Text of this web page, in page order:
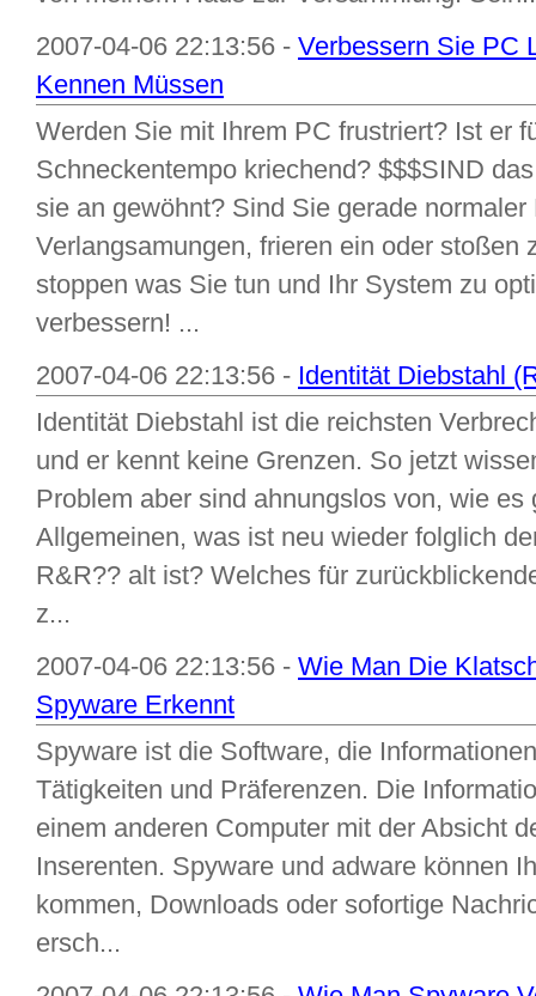
2007-04-06 22:13:56 - Verbessern Sie PC
Kennen Müssen
Werden Sie mit Ihrem PC frustriert? Ist er
Schneckentempo kriechend? $$$SIND
sie an gewöhnt? Sind Sie gerade
Verlangsamungen, frieren ein oder stoßen
stoppen was Sie tun und Ihr System zu
verbessern! ...
2007-04-06 22:13:56 - Identität Diebstahl
Identität Diebstahl ist die reichsten
und er kennt keine Grenzen. So jetzt
Problem aber sind ahnungslos von, wie
Allgemeinen, was ist neu wieder folglich
R&R?? alt ist? Welches für
z...
2007-04-06 22:13:56 - Wie Man Die
Spyware Erkennt
Spyware ist die Software, die
Tätigkeiten und Präferenzen. Die
einem anderen Computer mit der Absicht
Inserenten. Spyware und adware können
kommen, Downloads oder sofortige
ersch...